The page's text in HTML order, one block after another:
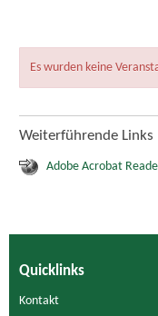
Es wurden keine
Weiterführende Links
Adobe Acrobat
Quicklinks
Kontakt